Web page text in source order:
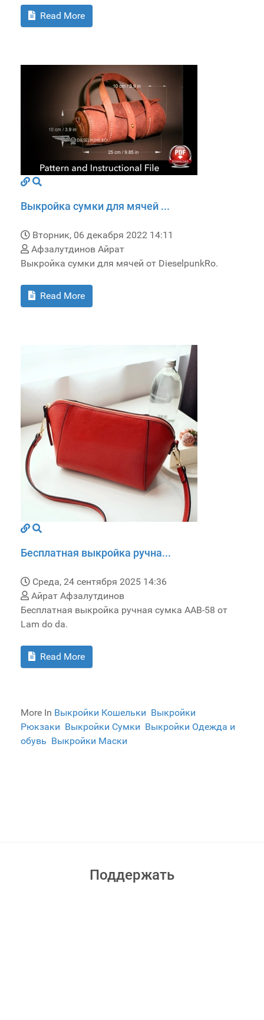
Read More
Выкройка сумки для мячей ...
Вторник, 06 декабря 2022 14:11
Афзалутдинов Айрат
Выкройка сумки для мячей от DieselpunkRo.
Read More
Бесплатная выкройка ручна...
Среда, 24 сентября 2025 14:36
Айрат Афзалутдинов
Бесплатная выкройка ручная сумка AAB-58 от
Lam do da.
Read More
More In Выкройки Кошельки Выкройки
Рюкзаки Выкройки Сумки Выкройки Одежда и
обувь Выкройки Маски
Поддержать